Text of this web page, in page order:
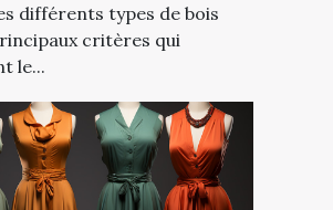
différents types de bois
critères qui
le...